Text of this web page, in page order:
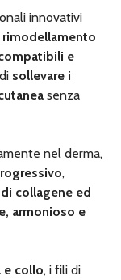
innovativi
rimodellamento
e
sollevare i
senza
nel derma,
,
collagene ed
armonioso e
e collo, i fili di